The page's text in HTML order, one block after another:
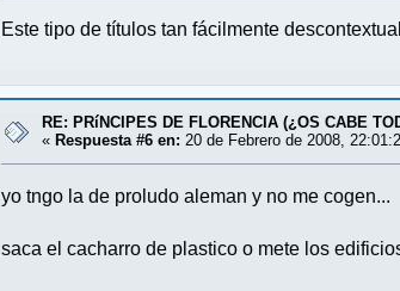
Este tipo de títulos tan fácilmente
RE: PRíNCIPES DE FLORENCIA (¿OS CABE
« Respuesta #6 en: 20 de Febrero de 2008,
yo tngo la de proludo aleman y no me cogen...
saca el cacharro de plastico o mete los